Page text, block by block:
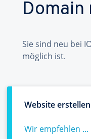
Domain
Sie sind neu bei
möglich ist.
Website erstellen
Wir empfehlen ...